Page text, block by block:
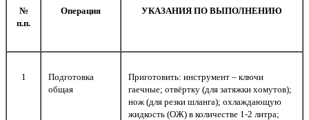
№
п.п.
Операция УКАЗАНИЯ ПО ВЫПОЛНЕНИЮ
1
Подготовка
общая
Приготовить: инструмент – ключи
гаечные; отвёртку (для затяжки хомутов);
нож (для резки шланга); охлаждающую
жидкость (ОЖ) в количестве 1-2 литра;